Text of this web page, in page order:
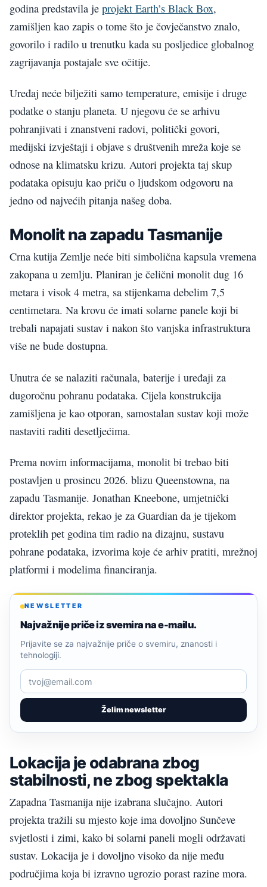
godina predstavila je projekt Earth’s Black Box,
zamišljen kao zapis o tome što je čovječanstvo znalo,
govorilo i radilo u trenutku kada su posljedice globalnog
zagrijavanja postajale sve očitije.
Uređaj neće bilježiti samo temperature, emisije i druge
podatke o stanju planeta. U njegovu će se arhivu
pohranjivati i znanstveni radovi, politički govori,
medijski izvještaji i objave s društvenih mreža koje se
odnose na klimatsku krizu. Autori projekta taj skup
podataka opisuju kao priču o ljudskom odgovoru na
jedno od najvećih pitanja našeg doba.
Monolit na zapadu Tasmanije
Crna kutija Zemlje neće biti simbolična kapsula vremena
zakopana u zemlju. Planiran je čelični monolit dug 16
metara i visok 4 metra, sa stijenkama debelim 7,5
centimetara. Na krovu će imati solarne panele koji bi
trebali napajati sustav i nakon što vanjska infrastruktura
više ne bude dostupna.
Unutra će se nalaziti računala, baterije i uređaji za
dugoročnu pohranu podataka. Cijela konstrukcija
zamišljena je kao otporan, samostalan sustav koji može
nastaviti raditi desetljećima.
Prema novim informacijama, monolit bi trebao biti
postavljen u prosincu 2026. blizu Queenstowna, na
zapadu Tasmanije. Jonathan Kneebone, umjetnički
direktor projekta, rekao je za Guardian da je tijekom
proteklih pet godina tim radio na dizajnu, sustavu
pohrane podataka, izvorima koje će arhiv pratiti, mrežnoj
platformi i modelima financiranja.
NEWSLETTER
Najvažnije priče iz svemira na e-mailu.
Želim newsletter
Prijavite se za najvažnije priče o svemiru, znanosti i
tehnologiji.
Lokacija je odabrana zbog
stabilnosti, ne zbog spektakla
Zapadna Tasmanija nije izabrana slučajno. Autori
projekta tražili su mjesto koje ima dovoljno Sunčeve
svjetlosti i zimi, kako bi solarni paneli mogli održavati
sustav. Lokacija je i dovoljno visoko da nije među
područjima koja bi izravno ugrozio porast razine mora.